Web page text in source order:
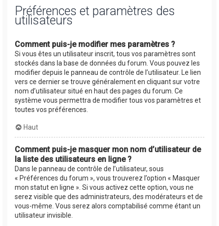
Préférences et paramètres des
utilisateurs
Comment puis-je modifier mes paramètres ?
Si vous êtes un utilisateur inscrit, tous vos paramètres sont
stockés dans la base de données du forum. Vous pouvez les
modifier depuis le panneau de contrôle de l’utilisateur. Le lien
vers ce dernier se trouve généralement en cliquant sur votre
nom d’utilisateur situé en haut des pages du forum. Ce
système vous permettra de modifier tous vos paramètres et
toutes vos préférences.
Haut
Comment puis-je masquer mon nom d’utilisateur de
la liste des utilisateurs en ligne ?
Dans le panneau de contrôle de l’utilisateur, sous
« Préférences du forum », vous trouverez l’option « Masquer
mon statut en ligne ». Si vous activez cette option, vous ne
serez visible que des administrateurs, des modérateurs et de
vous-même. Vous serez alors comptabilisé comme étant un
utilisateur invisible.